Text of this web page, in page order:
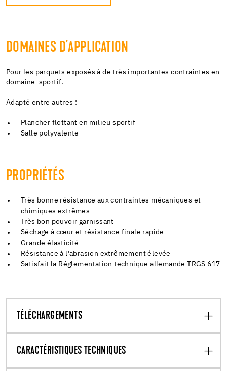
DOMAINES D'APPLICATION
Pour les parquets exposés à de très importantes contraintes en
domaine sportif.
Adapté entre autres :
Plancher flottant en milieu sportif
Salle polyvalente
PROPRIÉTÉS
Très bonne résistance aux contraintes mécaniques et
chimiques extrêmes
Très bon pouvoir garnissant
Séchage à cœur et résistance finale rapide
Grande élasticité
Résistance à l'abrasion extrêmement élevée
Satisfait la Réglementation technique allemande TRGS 617
TÉLÉCHARGEMENTS
CARACTÉRISTIQUES TECHNIQUES